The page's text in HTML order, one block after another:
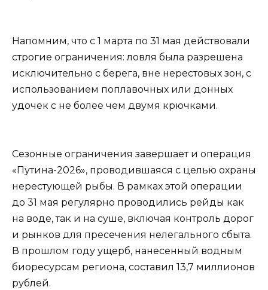
Напомним, что с 1 марта по 31 мая действовали
строгие ограничения: ловля была разрешена
исключительно с берега, вне нерестовых зон, с
использованием поплавочных или донных
удочек с не более чем двумя крючками.
Сезонные ограничения завершает и операция
«Путина-2026», проводившаяся с целью охраны
нерестующей рыбы. В рамках этой операции
до 31 мая регулярно проводились рейды как
на воде, так и на суше, включая контроль дорог
и рынков для пресечения нелегального сбыта.
В прошлом году ущерб, нанесенный водным
биоресурсам региона, составил 13,7 миллионов
рублей.